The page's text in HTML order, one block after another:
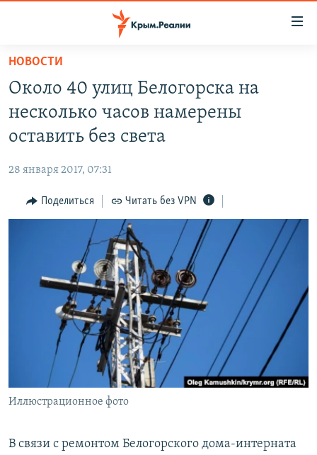
Вернуться
основному
содержанию
главной
навигации
Вернутся
СПЕЦПРОЕКТЫ
11 ЛЕТ ОККУПАЦИИ КРЫМА. 11 ИСТОРИЙ СОПРОТИВЛЕНИЯ
ЕЩЕ
ИНТЕРАКТИВ
ТЕЛЕПРОЕКТ КРЫМ.РЕАЛИИ
СОВЕТЫ ПРАВОЗАЩИТНИКОВ
ПРОПАВШИЕ БЕЗ ВЕСТИ
ПОБЕДИТЕЛЕЙ НЕ СУДЯТ?
КРЫМ.НЕПОКОРЕННЫЙ
ELIFBE
УКРАИНСКАЯ ПРОБЛЕМА КРЫМА
РАДІО СВОБОДА
КАК ОБОЙТИ БЛОКИРОВКУ
Українською
Qırımtatar
ПРИСОЕДИНЯЙТЕСЬ!
НОВОСТИ
Около 40 улиц Белогорска на
несколько часов намерены
оставить без света
28 января 2017, 07:31
Поделиться Читать без VPN
Иллюстрационное фото
В связи с ремонтом Белогорского дома-интерната